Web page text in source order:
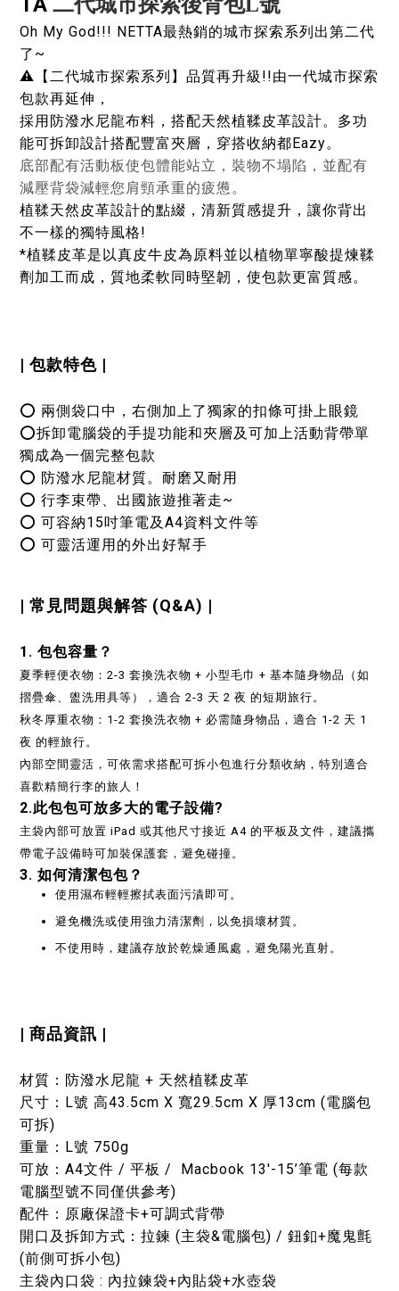
Oh My God!!! NETTA最熱銷的城市探索系列出第二代
了~
⚠️【二代城市探索系列】品質再升級!!由一代城市探索
包款再延伸，
採用防潑水尼龍布料，搭配天然植鞣皮革設計。多功
能可拆卸設計搭配豐富夾層，穿搭收納都Eazy。
底部配有活動板使包體能站立，裝物不塌陷，並配有
減壓背袋減輕您肩頸承重的疲憊。
植鞣天然皮革設計的點綴，清新質感提升，讓你背出
不一樣的獨特風格!
*植鞣皮革是以真皮牛皮為原料並以植物單寧酸提煉鞣
劑加工而成，質地柔軟同時堅韌，使包款更富質感。
| 包款特色 |
⭕ 兩側袋口中，右側加上了獨家的扣條可掛上眼鏡
⭕拆卸電腦袋的手提功能和夾層及可加上活動背帶單
獨成為一個完整包款
⭕ 防潑水尼龍材質。耐磨又耐用
⭕ 行李束帶、出國旅遊推著走~
⭕ 可容納15吋筆電及A4資料文件等
⭕ 可靈活運用的外出好幫手
| 常見問題與解答 (Q&A) |
1. 包包容量？
夏季輕便衣物：2-3 套換洗衣物 + 小型毛巾 + 基本隨身物品（如
摺疊傘、盥洗用具等），適合 2-3 天 2 夜 的短期旅行。
秋冬厚重衣物：1-2 套換洗衣物 + 必需隨身物品，適合 1-2 天 1
夜 的輕旅行。
內部空間靈活，可依需求搭配可拆小包進行分類收納，特別適合
喜歡精簡行李的旅人！
2.此包包可放多大的電子設備?
主袋內部可放置 iPad 或其他尺寸接近 A4 的平板及文件，建議攜
帶電子設備時可加裝保護套，避免碰撞。
3. 如何清潔包包？
使用濕布輕輕擦拭表面污漬即可。
避免機洗或使用強力清潔劑，以免損壞材質。
不使用時，建議存放於乾燥通風處，避免陽光直射。
| 商品資訊 |
材質：防潑水尼龍 + 天然植鞣皮革
尺寸：L號 高43.5cm X 寬29.5cm X 厚13cm (電腦包
可拆)
重量：L號 750g
可放：A4文件 / 平板 / Macbook 13'-15’筆電 (每款
電腦型號不同僅供參考)
配件：原廠保證卡+可調式背帶
開口及拆卸方式：拉鍊 (主袋&電腦包) / 鈕釦+魔鬼氈
(前側可拆小包)
主袋內口袋 : 內拉鍊袋+內貼袋+水壺袋